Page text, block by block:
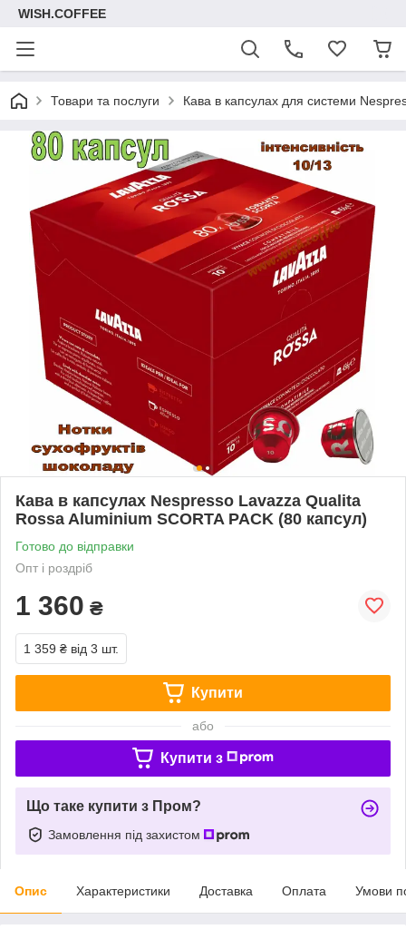
WISH.COFFEE
Товари та послуги Кава в капсулах для системи
Кава в капсулах Nespresso Lavazza Qualita
Rossa Aluminium SCORTA PACK (80 капсул)
Готово до відправки
Опт і роздріб
1 360 ₴
1 359 ₴ від 3 шт.
Купити
або
Купити з
Що таке купити з Пром?
Замовлення під захистом
Опис Характеристики Доставка Оплата Умови